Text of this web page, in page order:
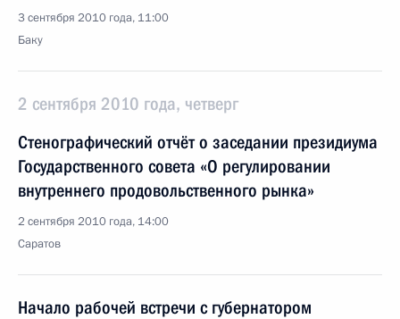
3 сентября 2010 года, 11:00
Баку
2 сентября 2010 года, четверг
Стенографический отчёт о заседании президиума
Государственного совета «О регулировании
внутреннего продовольственного рынка»
2 сентября 2010 года, 14:00
Саратов
Начало рабочей встречи с губернатором